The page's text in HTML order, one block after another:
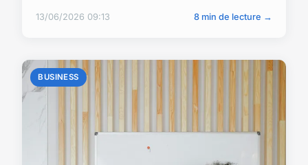
13/06/2026 09:13 8 min de lecture →
BUSINESS